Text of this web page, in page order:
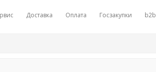
Доставка Оплата Госзакупки b2b